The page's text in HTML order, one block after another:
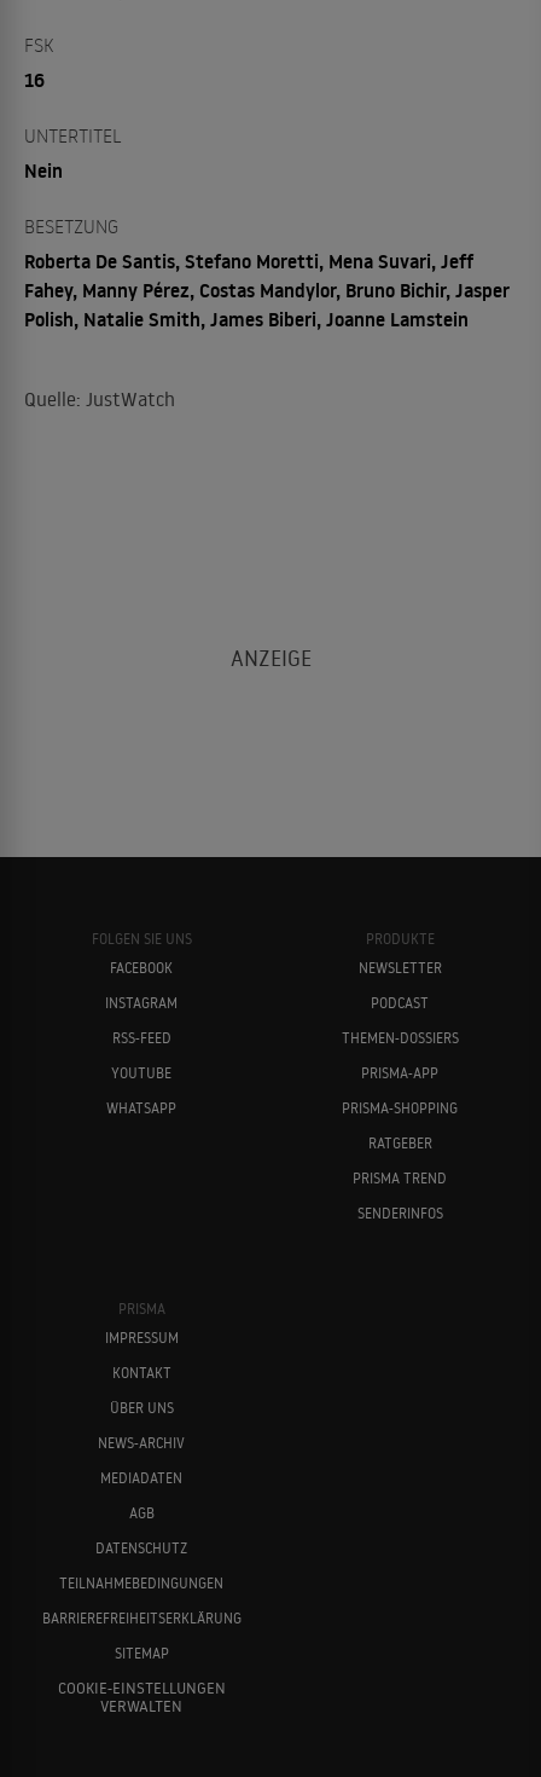
FSK
16
UNTERTITEL
Nein
BESETZUNG
Roberta De Santis, Stefano Moretti, Mena Suvari, Jeff
Fahey, Manny Pérez, Costas Mandylor, Bruno Bichir, Jasper
Polish, Natalie Smith, James Biberi, Joanne Lamstein
Quelle: JustWatch
FOLGEN SIE UNS
FACEBOOK
INSTAGRAM
RSS-FEED
YOUTUBE
WHATSAPP
PRODUKTE
NEWSLETTER
PODCAST
THEMEN-DOSSIERS
PRISMA-APP
PRISMA-SHOPPING
RATGEBER
PRISMA TREND
SENDERINFOS
PRISMA
IMPRESSUM
KONTAKT
ÜBER UNS
NEWS-ARCHIV
MEDIADATEN
AGB
DATENSCHUTZ
TEILNAHMEBEDINGUNGEN
BARRIEREFREIHEITSERKLÄRUNG
SITEMAP
COOKIE-EINSTELLUNGEN
VERWALTEN